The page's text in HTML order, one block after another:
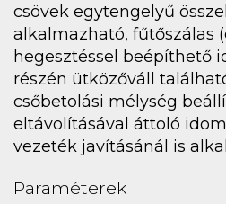
csövek egytengelyű
alkalmazható, fűtőszálas
hegesztéssel beépíthető
részén ütközőváll
csőbetolási mélység
eltávolításával áttoló
vezeték javításánál is
Paraméterek